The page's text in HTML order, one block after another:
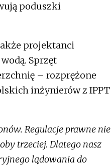
poduszki
projektanci
Sprzęt
– rozprężone
inżynierów z IPPT
Regulacje prawne nie
trzeciej. Dlatego nasz
lądowania do